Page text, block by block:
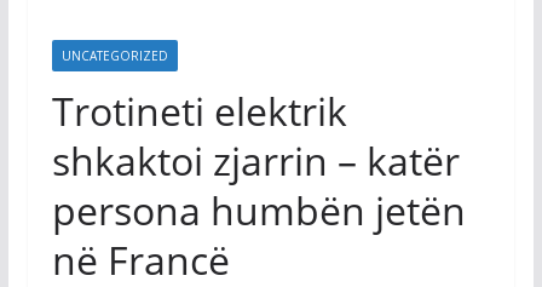
UNCATEGORIZED
Trotineti elektrik
shkaktoi zjarrin – katër
persona humbën jetën
në Francë